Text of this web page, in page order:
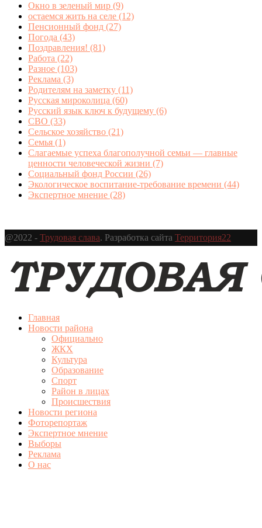
Окно в зеленый мир (9)
остаемся жить на селе (12)
Пенсионный фонд (27)
Погода (43)
Поздравления! (81)
Работа (22)
Разное (103)
Реклама (3)
Родителям на заметку (11)
Русская мироколица (60)
Русский язык ключ к будущему (6)
СВО (33)
Сельское хозяйство (21)
Семья (1)
Слагаемые успеха благополучной семьи — главные
ценности человеческой жизни (7)
Социальный фонд России (26)
Экологическое воспитание-требование времени (44)
Экспертное мнение (28)
@2022 - Трудовая слава. Разработка сайта Территория22
Главная
Новости района
Официально
ЖКХ
Культура
Образование
Спорт
Район в лицах
Происшествия
Новости региона
Фоторепортаж
Экспертное мнение
Выборы
Реклама
О нас